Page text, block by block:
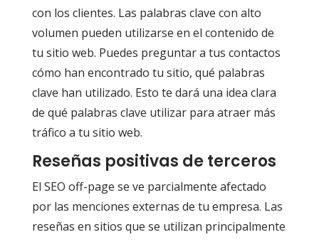
con los clientes. Las palabras clave con alto
volumen pueden utilizarse en el contenido de
tu sitio web. Puedes preguntar a tus contactos
cómo han encontrado tu sitio, qué palabras
clave han utilizado. Esto te dará una idea clara
de qué palabras clave utilizar para atraer más
tráfico a tu sitio web.
Reseñas positivas de terceros
El SEO off-page se ve parcialmente afectado
por las menciones externas de tu empresa. Las
reseñas en sitios que se utilizan principalmente